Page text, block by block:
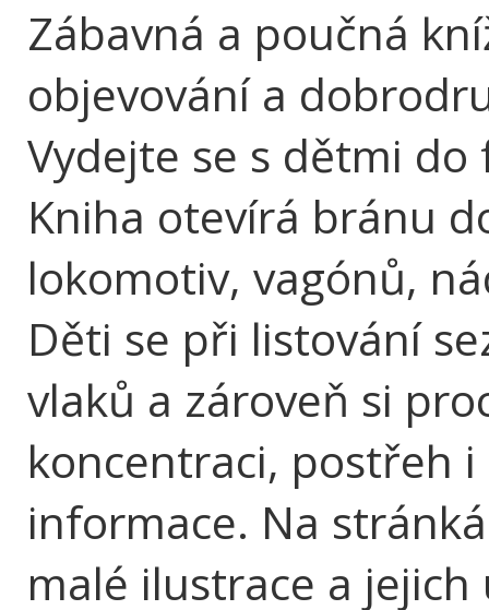
Zábavná a poučná
objevování a
Vydejte se s dětmi
Kniha otevírá bránu
lokomotiv, vagónů,
Děti se při listování
vlaků a zároveň si
koncentraci, postřeh
informace. Na
malé ilustrace a